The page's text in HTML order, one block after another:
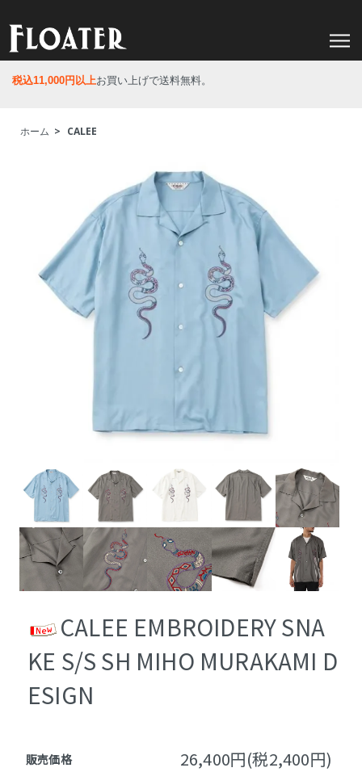
税込11,000円以上お買い上げで送料無料。
ホーム > CALEE
CALEE EMBROIDERY SNA
KE S/S SH MIHO MURAKAMI D
ESIGN
販売価格 26,400円(税2,400円)